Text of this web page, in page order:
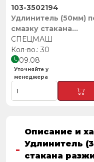
Удлинитель (50мм)
смазку стакана
разжимного кулака,
СПЕЦМАШ
103-3502194
СПЕЦМАШ
30
09.08
Уточняйте у
менеджера
Описание и
Удлинитель
стакана